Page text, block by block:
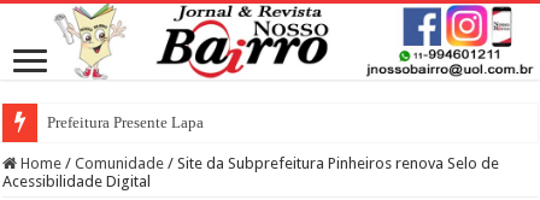
Prefeitura Presente Lapa
Home / Comunidade / Site da Subprefeitura Pinheiros renova Selo de
Acessibilidade Digital